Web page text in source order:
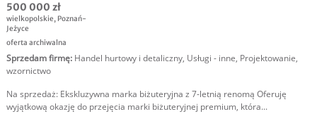
500 000 zł
wielkopolskie, Poznań-
Jeżyce
oferta archiwalna
Sprzedam firmę: Handel hurtowy i detaliczny, Usługi - inne, Projektowanie,
wzornictwo
Na sprzedaż: Ekskluzywna marka biżuteryjna z 7-letnią renomą Oferuję
wyjątkową okazję do przejęcia marki biżuteryjnej premium, która...